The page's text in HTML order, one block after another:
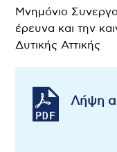
Μνημόνιο
έρευνα και την
Δυτικής Αττικής
Λήψη